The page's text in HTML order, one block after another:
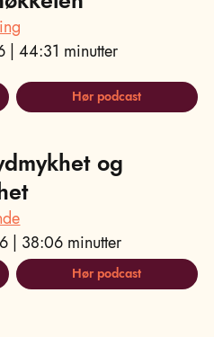
| 44:31 minutter
Hør podcast
og
| 38:06 minutter
Hør podcast